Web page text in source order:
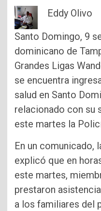
Eddy Olivo
Santo Domingo, 9
dominicano de
Grandes Ligas
se encuentra
salud en Santo
relacionado con su
este martes la
En un comunicado,
explicó que en
este martes,
prestaron
a los familiares del